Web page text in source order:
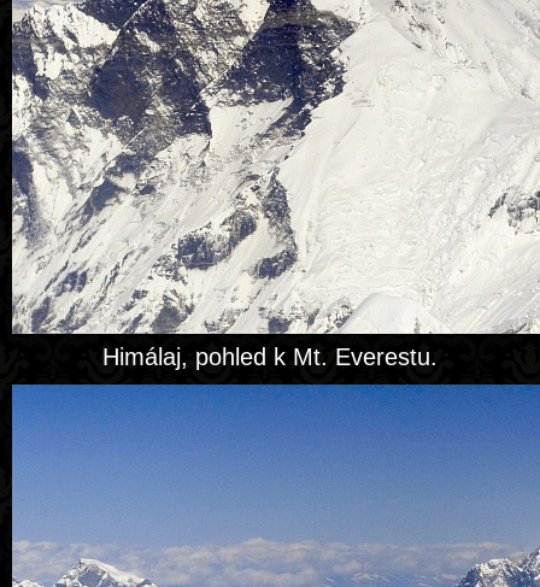
Himálaj, pohled k Mt. Everestu.